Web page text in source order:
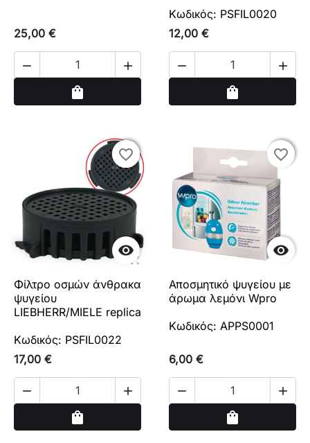
25,00 €
 
shopping_bag
Κωδικός: PSFIL0020
12,00 €
 
shopping_bag

favorite_border
favorite_border
Φίλτρο οσμών άνθρακα
ψυγείου
LIEBHERR/MIELE replica
Κωδικός: PSFIL0022
17,00 €
 
shopping_bag

favorite_border
favorite_border
Αποσμητικό ψυγείου με
άρωμα λεμόνι Wpro
Κωδικός: APPS0001
6,00 €
 
shopping_bag